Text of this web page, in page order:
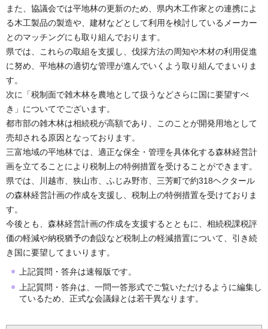
また、協議会では平地林の更新のため、県内木工作家との連携によ
る木工製品の製造や、建材などとして利用を検討しているメーカー
とのマッチングにも取り組んでおります。
県では、これらの取組を支援し、伐採方法の周知や木材の利用促進
に努め、平地林の適切な管理が進んでいくよう取り組んでまいりま
す。
次に「税制面で雑木林を農地として扱うなどさらに国に要望すべ
き」についてでございます。
都市部の雑木林は相続税が高額であり、このことが開発用地として
売却される原因となっております。
三富地域の平地林では、適正な保全・管理を具体化する森林経営計
画を立てることにより税制上の特例措置を受けることができます。
県では、川越市、狭山市、ふじみ野市、三芳町で約318ヘクタール
の森林経営計画の作成を支援し、税制上の特例措置を受けておりま
す。
今後とも、森林経営計画の作成を支援するとともに、相続税課税評
価の軽減や納税猶予の創設など税制上の軽減措置について、引き続
き国に要望してまいります。
上記質問・答弁は速報版です。
上記質問・答弁は、一問一答形式でご覧いただけるように編集し
ているため、正式な会議録とは若干異なります。